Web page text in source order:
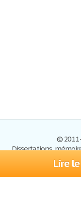
Lire
©
Dissertations,